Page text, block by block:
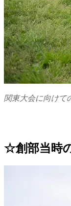
関東大会に向けて
☆創部当時